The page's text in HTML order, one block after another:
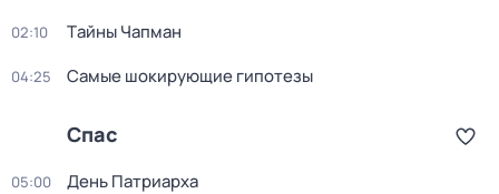
02:10 Тaйны Чапман
04:25 Самые шoкиpующие гипотезы
Спас
05:00 День Патриарха